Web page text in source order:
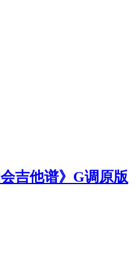
吉他谱》G调原版